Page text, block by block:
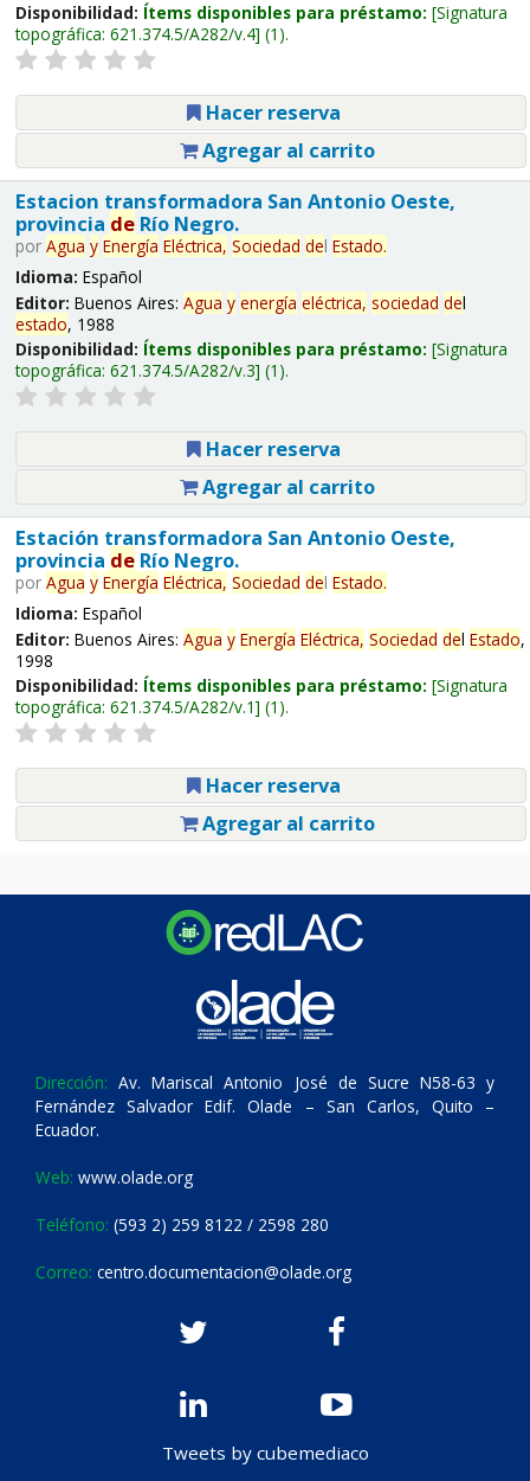
Disponibilidad: Ítems disponibles para préstamo: Signatura
topográfica: 621.374.5/A282/v.4 (1).
Hacer reserva
Agregar al carrito
Estacion transformadora San Antonio Oeste,
provincia deRío Negro.
por Agua y Energía Eléctrica, Sociedad del Estado.
Idioma: Español
Editor: Buenos Aires: Agua y energía eléctrica, sociedad del
estado, 1988
Disponibilidad: Ítems disponibles para préstamo: Signatura
topográfica: 621.374.5/A282/v.3 (1).
Hacer reserva
Agregar al carrito
Estación transformadora San Antonio Oeste,
provincia deRío Negro.
por Agua y Energía Eléctrica, Sociedad del Estado.
Idioma: Español
Editor: Buenos Aires: Agua y Energía Eléctrica, Sociedad del Estado,
1998
Disponibilidad: Ítems disponibles para préstamo: Signatura
topográfica: 621.374.5/A282/v.1 (1).
Hacer reserva
Agregar al carrito
Dirección: Av. Mariscal Antonio José de Sucre N58-63 y
Fernández Salvador Edif. Olade – San Carlos, Quito –
Ecuador.
Web: www.olade.org
Teléfono: (593 2) 259 8122 / 2598 280
Correo: centro.documentacion@olade.org
Tweets by cubemediaco